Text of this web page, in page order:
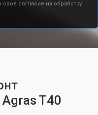
согласие на обработку
T40